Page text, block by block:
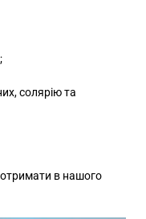
солярію та
в нашого